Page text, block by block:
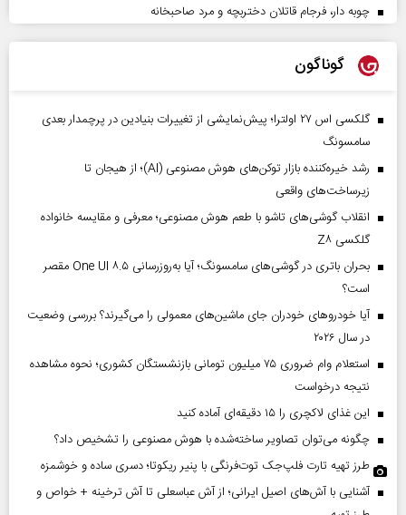
چوبه دار، فرجام قاتلان دختربچه و مرد صاحبخانه
گوناگون
گلکسی اس ۲۷ اولترا؛ پیش‌نمایشی از تغییرات بنیادین در پرچمدار بعدی
سامسونگ
رشد خیره‌کننده بازار توکن‌های هوش مصنوعی (AI)؛ از هیجان تا
زیرساخت‌های واقعی
انقلاب گوشی‌های تاشو‌ با طعم هوش مصنوعی؛ معرفی و مقایسه خانواده
گلکسی Z۸
بحران باتری در گوشی‌های سامسونگ؛ آیا به‌روزرسانی One UI ۸.۵ مقصر
است؟
آیا خودروهای خودران جای ماشین‌های معمولی را می‌گیرند؟ بررسی وضعیت
در سال ۲۰۲۶
استعلام وام ضروری ۷۵ میلیون تومانی بازنشستگان کشوری؛ نحوه مشاهده
نتیجه درخواست
این غذای لاکچری را ۱۵ دقیقه‌ای آماده کنید
چگونه می‌توان تصاویر ساخته‌شده با هوش مصنوعی را تشخیص داد؟
طرز تهیه تارت فلپ‌جک توت‌فرنگی با پنیر ریکوتا؛ دسری ساده و خوشمزه
آشنایی با آش‌های اصیل ایرانی؛ از آش عباسعلی تا آش ترخینه + خواص و